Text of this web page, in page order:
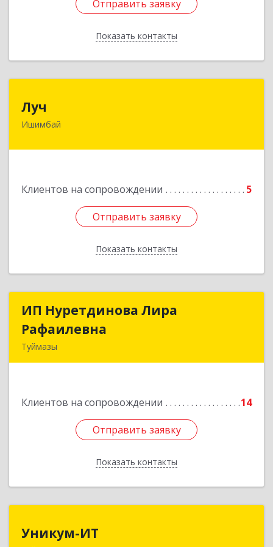
Отправить заявку
Показать контакты
Отправить заявку
Назад
Луч
Ишимбай
Клиентов на сопровождении 5
Отправить заявку
Показать контакты
453215, Башкортостан Респ, Ишимбайский р-н,
Отправить заявку
Назад
ИП Нуретдинова Лира
Рафаилевна
Туймазы
Клиентов на сопровождении 14
Отправить заявку
Показать контакты
ИП Нуретдинова Лира
Подробнее
Отправить заявку
Назад
Уникум-ИТ